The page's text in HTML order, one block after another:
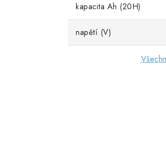
kapacita Ah (20H)
napětí (V)